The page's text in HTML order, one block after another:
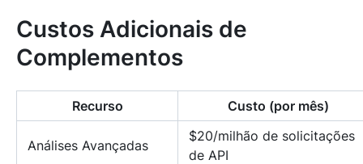
Custos Adicionais de
Complementos
Recurso Custo (por mês)
Análises Avançadas
$20/milhão de solicitações
de API